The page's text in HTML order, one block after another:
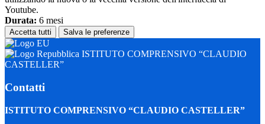
Youtube.
Durata: 6 mesi
Accetta tutti Salva le preferenze
ISTITUTO COMPRENSIVO “CLAUDIO
CASTELLER”
Contatti
ISTITUTO COMPRENSIVO “CLAUDIO CASTELLER”